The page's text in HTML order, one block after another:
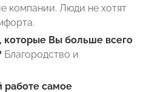
компании. Люди не хотят
которые Вы больше всего
Благородство и
работе самое